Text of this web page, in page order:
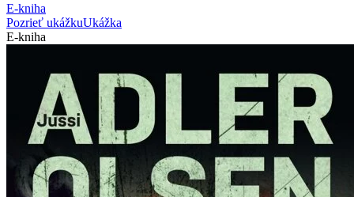
E-kniha
Pozrieť ukážkuUkážka
E-kniha